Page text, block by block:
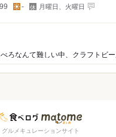
昼- 定
休
日
月曜日、火曜日
グルメキュレーションサイト